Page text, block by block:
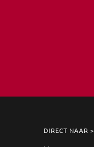
DIRECT NAAR >